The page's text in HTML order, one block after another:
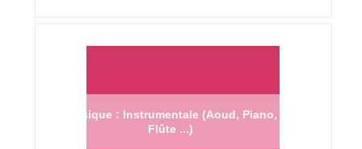
Musique : Instrumentale (Aoud, Piano,
Flûte ...)